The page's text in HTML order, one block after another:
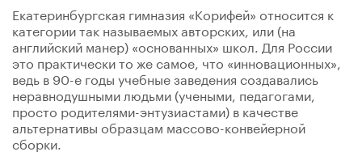
Екатеринбургская гимназия «Корифей» относится к
категории так называемых авторских, или (на
английский манер) «основанных» школ. Для России
это практически то же самое, что «инновационных»,
ведь в 90-е годы учебные заведения создавались
неравнодушными людьми (учеными, педагогами,
просто родителями-энтузиастами) в качестве
альтернативы образцам массово-конвейерной
сборки.